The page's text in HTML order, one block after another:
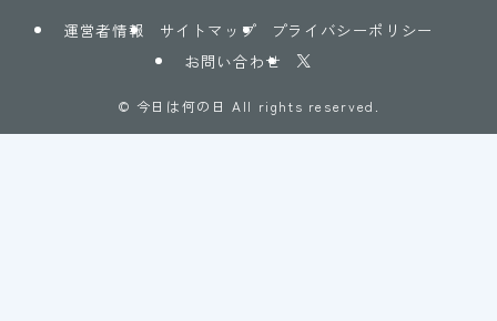
運営者情報 サイトマップ
プライバシーポリシー
お問い合わせ
© 今日は何の日 All rights reserved.